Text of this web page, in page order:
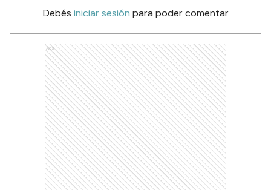
Debés iniciar sesión para poder comentar
Ads